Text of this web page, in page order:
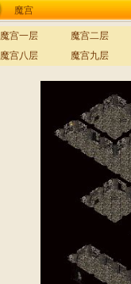
魔宫
魔宫一层
魔宫二层
魔宫八层
魔宫九层